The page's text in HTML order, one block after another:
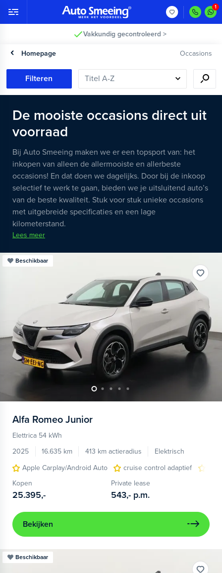
Vakkundig gecontroleerd >
Homepage Occasions
Filteren
De mooiste occasions direct uit
voorraad
Bij Auto Smeeing maken we er een topsport van: het
inkopen van alleen de allermooiste en allerbeste
occasions! En dat doen we dagelijks. Door bij de inkoop
selectief te werk te gaan, bieden we je uitsluitend auto’s
van de beste kwaliteit. Stuk voor stuk unieke occasions
met uitgebreide specificaties en een lage
kilometerstand.
Lees meer
Beschikbaar
Alfa Romeo Junior
Elettrica 54 kWh
2025
16.635 km 413 km actieradius
Elektrisch
Apple Carplay/Android Auto
cruise control adaptief
Kopen
25.395,-
Private lease
543,- p.m.
Bekijken
Beschikbaar